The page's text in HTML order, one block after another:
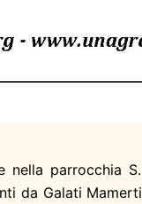
parrocchia
da Galati